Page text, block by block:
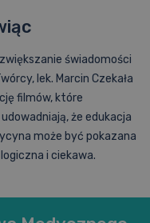
świadomości
lek. Marcin Czekała
filmów, które
udowadniają, że edukacja
może być pokazana
i ciekawa.